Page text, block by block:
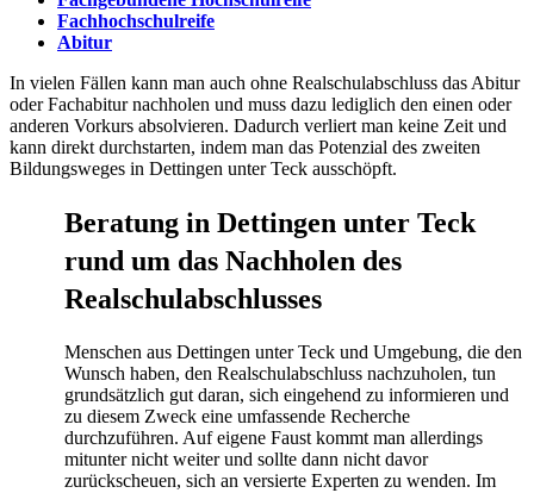
Fachhochschulreife
Abitur
In vielen Fällen kann man auch ohne Realschulabschluss das Abitur
oder Fachabitur nachholen und muss dazu lediglich den einen oder
anderen Vorkurs absolvieren. Dadurch verliert man keine Zeit und
kann direkt durchstarten, indem man das Potenzial des zweiten
Bildungsweges in Dettingen unter Teck ausschöpft.
Beratung in Dettingen unter Teck
rund um das Nachholen des
Realschulabschlusses
Menschen aus Dettingen unter Teck und Umgebung, die den
Wunsch haben, den Realschulabschluss nachzuholen, tun
grundsätzlich gut daran, sich eingehend zu informieren und
zu diesem Zweck eine umfassende Recherche
durchzuführen. Auf eigene Faust kommt man allerdings
mitunter nicht weiter und sollte dann nicht davor
zurückscheuen, sich an versierte Experten zu wenden. Im